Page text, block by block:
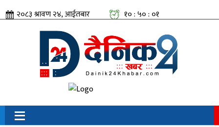
२०८३ श्रावण २४, आईतबार
१० : ५० : ०१
सामाजिक संजालतिर: